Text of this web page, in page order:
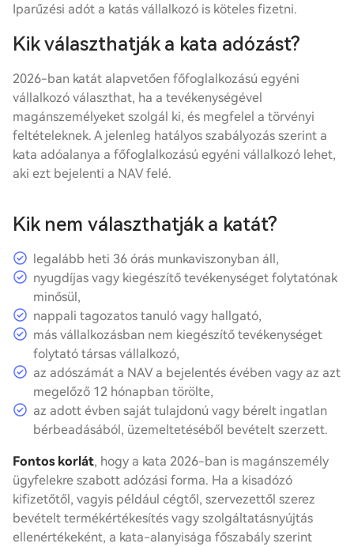
Iparűzési adót a katás vállalkozó is köteles fizetni.
Kik választhatják a kata adózást?
2026-ban katát alapvetően főfoglalkozású egyéni
vállalkozó választhat, ha a tevékenységével
magánszemélyeket szolgál ki, és megfelel a törvényi
feltételeknek. A jelenleg hatályos szabályozás szerint a
kata adóalanya a főfoglalkozású egyéni vállalkozó lehet,
aki ezt bejelenti a NAV felé.
Kik nem választhatják a katát?
legalább heti 36 órás munkaviszonyban áll,
nyugdíjas vagy kiegészítő tevékenységet folytatónak
minősül,
nappali tagozatos tanuló vagy hallgató,
más vállalkozásban nem kiegészítő tevékenységet
folytató társas vállalkozó,
az adószámát a NAV a bejelentés évében vagy az azt
megelőző 12 hónapban törölte,
az adott évben saját tulajdonú vagy bérelt ingatlan
bérbeadásából, üzemeltetéséből bevételt szerzett.
Fontos korlát, hogy a kata 2026-ban is magánszemély
ügyfelekre szabott adózási forma. Ha a kisadózó
kifizetőtől, vagyis például cégtől, szervezettől szerez
bevételt termékértékesítés vagy szolgáltatásnyújtás
ellenértékeként, a kata-alanyisága főszabály szerint